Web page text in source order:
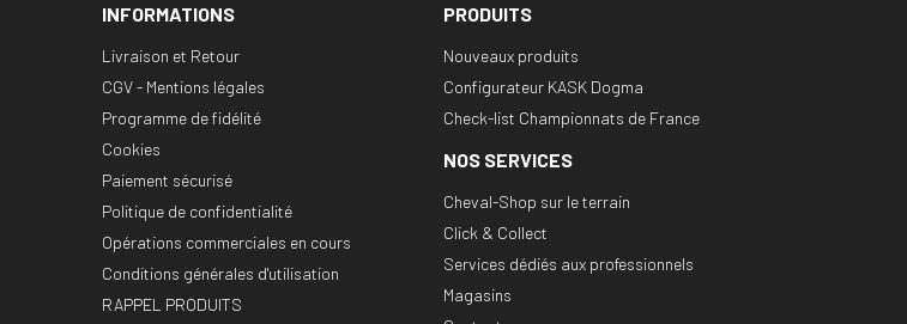
INFORMATIONS
Livraison et Retour
CGV - Mentions légales
Programme de fidélité
Cookies
Paiement sécurisé
Politique de confidentialité
Opérations commerciales en cours
Conditions générales d'utilisation
RAPPEL PRODUITS
PRODUITS
Nouveaux produits
Configurateur KASK Dogma
Check-list Championnats de France
NOS SERVICES
Cheval-Shop sur le terrain
Click & Collect
Services dédiés aux professionnels
Magasins